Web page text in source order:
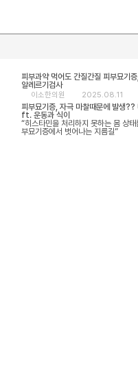
피부과약 먹어도 간질간질 피부묘기
알레르기검사
이소한의원 2025.08.11
피부묘기증, 자극 마찰때문에 발생
ft. 운동과 식이
“히스타민을 처리하지 못하는 몸 상
부묘기증에서 벗어나는 지름길”